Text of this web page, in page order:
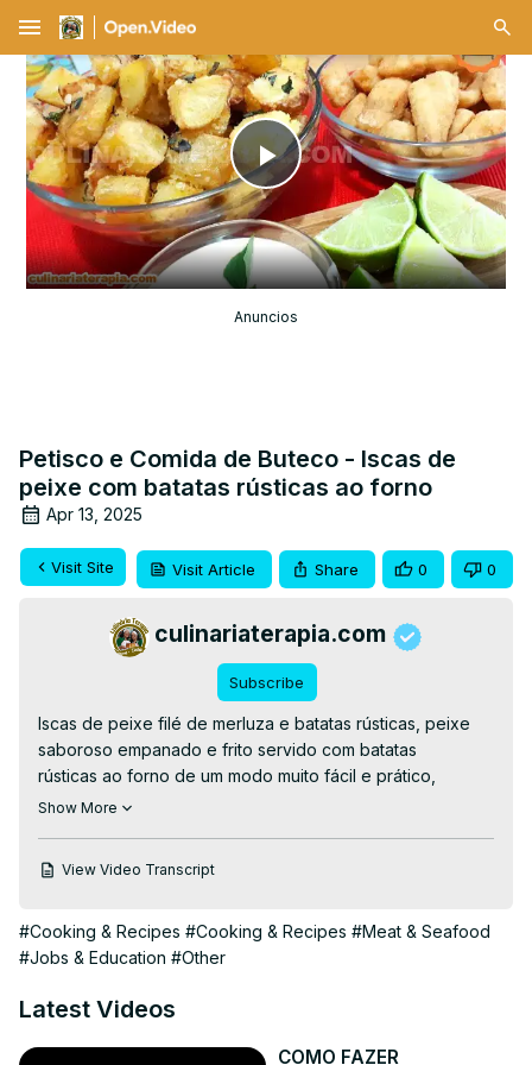
menu
Play
Video
Anuncios
Petisco e Comida de Buteco - Iscas de
peixe com batatas rústicas ao forno
Apr 13, 2025
Visit Site Visit Article Share 0 0
culinariaterapia.com
Subscribe
Iscas de peixe filé de merluza e batatas rústicas, peixe
saboroso empanado e frito servido com batatas
rústicas ao forno de um modo muito fácil e prático,
petisco delicioso de buteco.
rusticas/
#peixe #receitas #culinaria #petiscos #petisco
Show More
View Video Transcript
#Cooking & Recipes #Cooking & Recipes #Meat & Seafood
#Jobs & Education #Other
Latest Videos
COMO FAZER